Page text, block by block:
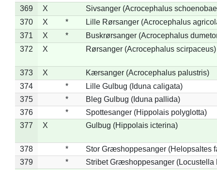
369
X
Sivsanger (Acrocephalus
370
X *
Lille Rørsanger (Acrocephalus
371
X *
Buskrørsanger (Acrocephalus
372
X Rørsanger (Acrocephalus scirpaceus)
373 X
Kærsanger (Acrocephalus palustris)
374
*
Lille Gulbug (Iduna caligata)
375
*
Bleg Gulbug (Iduna pallida)
376
*
Spottesanger (Hippolais polyglotta)
377
X Gulbug (Hippolais icterina)
378 *
Stor Græshoppesanger (Helopsaltes
379
*
Stribet Græshoppesanger (Locustella